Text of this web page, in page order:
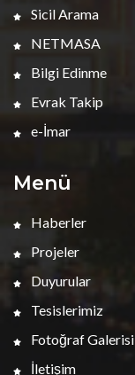
Sicil Arama
NETMASA
Bilgi Edinme
Evrak Takip
e-İmar
Menü
Haberler
Projeler
Duyurular
Tesislerimiz
Fotoğraf Galerisi
İletişim